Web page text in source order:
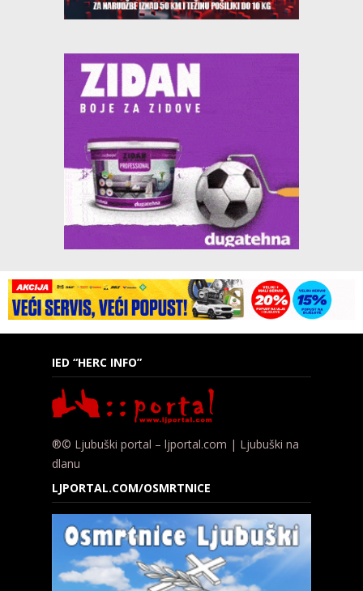
IED “HERC INFO”
®© Ljubuški portal – ljportal.com | Ljubuški na
dlanu
LJPORTAL.COM/OSMRTNICE